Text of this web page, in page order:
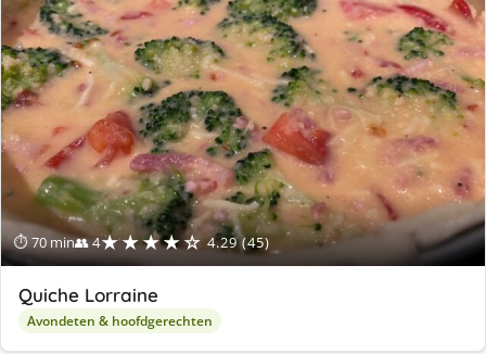
⏱ 70 min👥 4★★★★☆ 4.29 (45)
Quiche Lorraine
Avondeten & hoofdgerechten